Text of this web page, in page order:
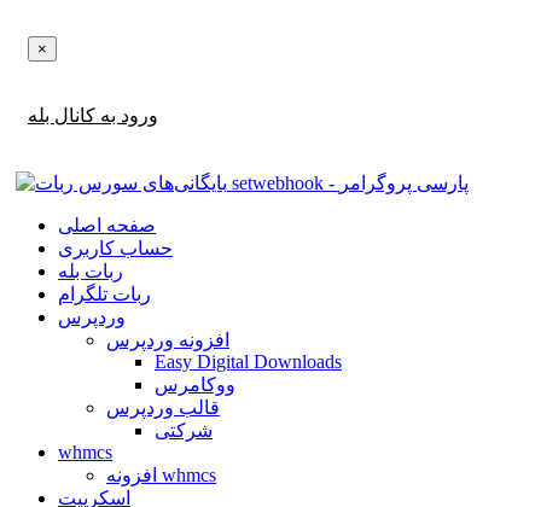
×
ورود به کانال بله
صفحه اصلی
حساب کاربری
ربات بله
ربات تلگرام
وردپرس
افزونه وردپرس
Easy Digital Downloads
ووکامرس
قالب وردپرس
شرکتی
whmcs
افزونه whmcs
اسکریپت